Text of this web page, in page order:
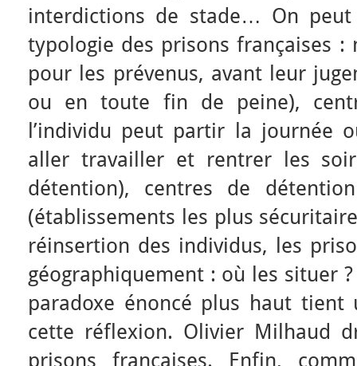
interdictions de stade… On peut
typologie des prisons françaises :
pour les prévenus, avant leur
ou en toute fin de peine),
l’individu peut partir la journée
aller travailler et rentrer les
détention), centres de
(établissements les plus
réinsertion des individus, les
géographiquement : où les situer
paradoxe énoncé plus haut tient
cette réflexion. Olivier Milhaud
prisons françaises. Enfin,